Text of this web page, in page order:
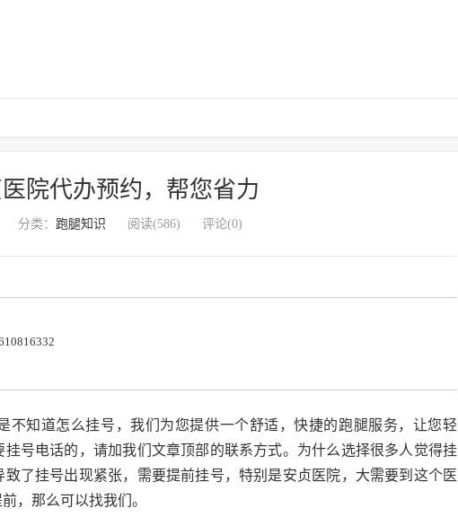
院代办预约，帮您省力
分类： 跑腿知识 阅读(586) 评论(0)
不知道怎么挂号，我们为您提供一个舒适，快捷的跑腿服务，让您轻
号电话的，请加我们文章顶部的联系方式。为什么选择很多人觉得挂
了挂号出现紧张，需要提前挂号，特别是安贞医院，大需要到这个医
，那么可以找我们。